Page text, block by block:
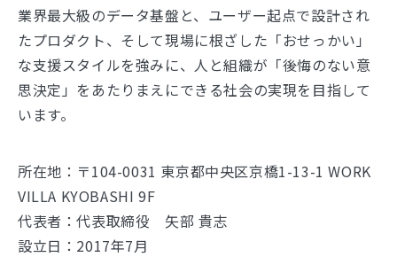
業界最大級のデータ基盤と、ユーザー起点で設計され
たプロダクト、そして現場に根ざした「おせっかい」
な支援スタイルを強みに、人と組織が「後悔のない意
思決定」をあたりまえにできる社会の実現を目指して
います。
所在地：〒104-0031 東京都中央区京橋1-13-1 WORK
VILLA KYOBASHI 9F
代表者：代表取締役 矢部 貴志
設立日：2017年7月